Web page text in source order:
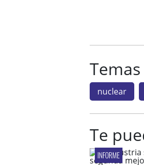
Temas
nuclear
Te
INFORME